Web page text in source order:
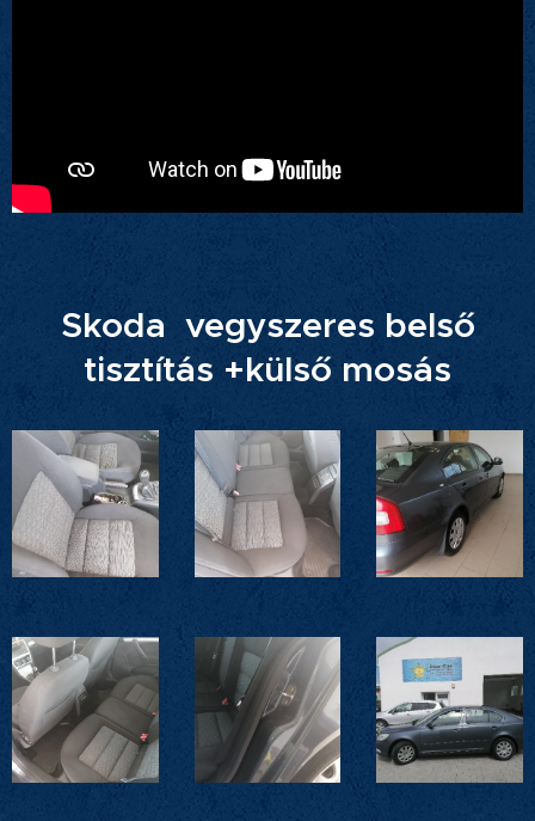
Skoda vegyszeres belső
tisztítás +külső mosás